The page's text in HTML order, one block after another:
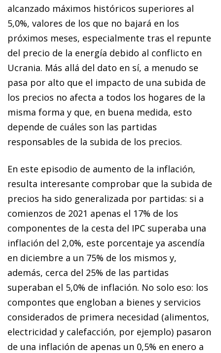
alcanzado máximos históricos superiores al
5,0%, valores de los que no bajará en los
próximos meses, especialmente tras el repunte
del precio de la energía debido al conflicto en
Ucrania. Más allá del dato en sí, a menudo se
pasa por alto que el impacto de una subida de
los precios no afecta a todos los hogares de la
misma forma y que, en buena medida, esto
depende de cuáles son las partidas
responsables de la subida de los precios.
En este episodio de aumento de la inflación,
resulta interesante comprobar que la subida de
precios ha sido generalizada por partidas: si a
comienzos de 2021 apenas el 17% de los
componentes de la cesta del IPC superaba una
inflación del 2,0%, este porcentaje ya ascendía
en diciembre a un 75% de los mismos y,
además, cerca del 25% de las partidas
superaban el 5,0% de inflación. No solo eso: los
compontes que engloban a bienes y servicios
considerados de primera necesidad (alimentos,
electricidad y calefacción, por ejemplo) pasaron
de una inflación de apenas un 0,5% en enero a